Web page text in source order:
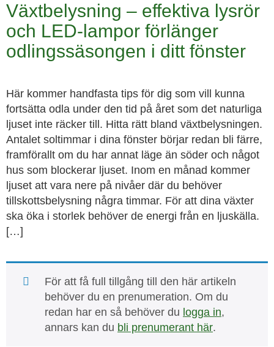
Växtbelysning – effektiva lysrör
och LED-lampor förlänger
odlingssäsongen i ditt fönster
Här kommer handfasta tips för dig som vill kunna
fortsätta odla under den tid på året som det naturliga
ljuset inte räcker till. Hitta rätt bland växtbelysningen.
Antalet soltimmar i dina fönster börjar redan bli färre,
framförallt om du har annat läge än söder och något
hus som blockerar ljuset. Inom en månad kommer
ljuset att vara nere på nivåer där du behöver
tillskottsbelysning några timmar. För att dina växter
ska öka i storlek behöver de energi från en ljuskälla.
[…]
För att få full tillgång till den här artikeln
behöver du en prenumeration. Om du
redan har en så behöver du logga in,
annars kan du bli prenumerant här.